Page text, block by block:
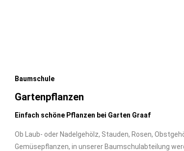
Baumschule
Gartenpflanzen
Einfach schöne Pflanzen bei Garten Graaf
Ob Laub- oder Nadelgehölz, Stauden, Rosen,
Gemüsepflanzen, in unserer Baumschulabteilung